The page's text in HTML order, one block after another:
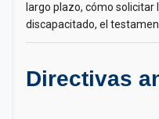
largo plazo, cómo
discapacitado, el
Directivas